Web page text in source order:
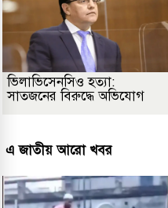
ভিলাভিসেনসিও হত্যা:
সাতজনের বিরুদ্ধে অভিযোগ
এ জাতীয় আরো খবর